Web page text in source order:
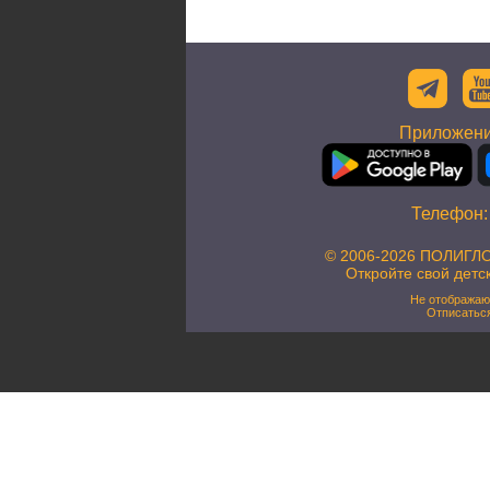
© 2006-2026
Откройте свой
Не